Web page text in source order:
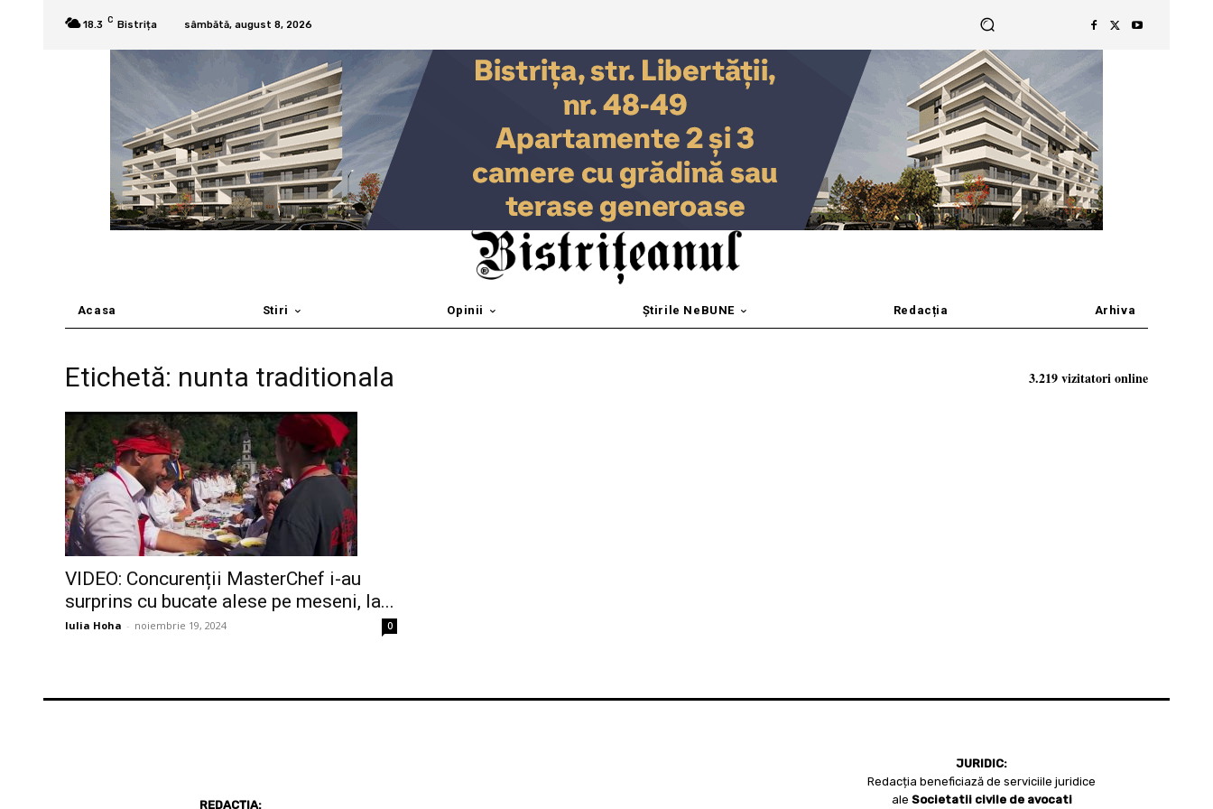
18.3 C Bistrița sâmbătă, august 8, 2026
Acasa Stiri Opinii Știrile NeBUNE Redacția Arhiva
Etichetă: nunta traditionala
VIDEO: Concurenții MasterChef i-au
surprins cu bucate alese pe meseni, la...
Iulia Hoha - noiembrie 19, 2024 0
3.219 vizitatori online
REDACȚIA:
JURIDIC:
Redacția beneficiază de serviciile juridice
ale Societatii civile de avocati